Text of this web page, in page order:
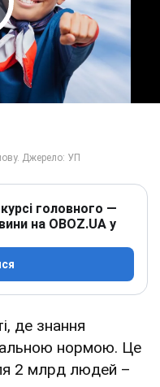
Video
головного —
на OBOZ.UA у
де знання
нормою. Це
2 млрд людей –